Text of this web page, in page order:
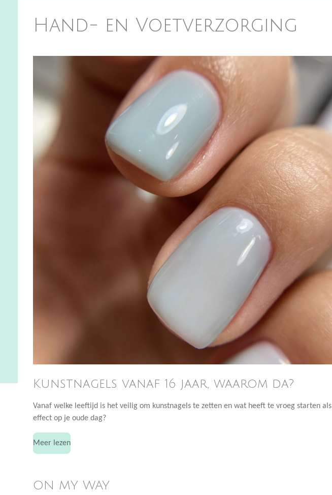
Hand- en Voetverzorging
Kunstnagels vanaf 16 jaar, waarom da?
Vanaf welke leeftijd is het veilig om kunstnagels te zetten en wat heeft te vroeg starten als
effect op je oude dag?
Meer lezen
ON MY WAY